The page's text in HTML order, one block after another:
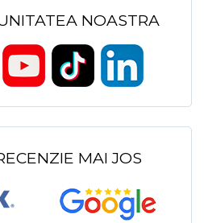
NOASTRA
MAI JOS